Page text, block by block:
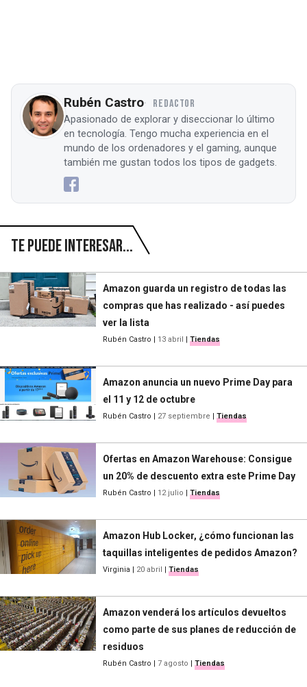
Rubén Castro REDACTOR
Apasionado de explorar y diseccionar lo último
en tecnología. Tengo mucha experiencia en el
mundo de los ordenadores y el gaming, aunque
también me gustan todos los tipos de gadgets.
Te puede interesar...
Amazon guarda un registro de todas las
compras que has realizado - así puedes
ver la lista
Rubén Castro 13 abril Tiendas
Amazon anuncia un nuevo Prime Day para
el 11 y 12 de octubre
Rubén Castro 27 septiembre Tiendas
Ofertas en Amazon Warehouse: Consigue
un 20% de descuento extra este Prime Day
Rubén Castro 12 julio Tiendas
Amazon Hub Locker, ¿cómo funcionan las
taquillas inteligentes de pedidos Amazon?
Virginia 20 abril Tiendas
Amazon venderá los artículos devueltos
como parte de sus planes de reducción de
residuos
Rubén Castro 7 agosto Tiendas